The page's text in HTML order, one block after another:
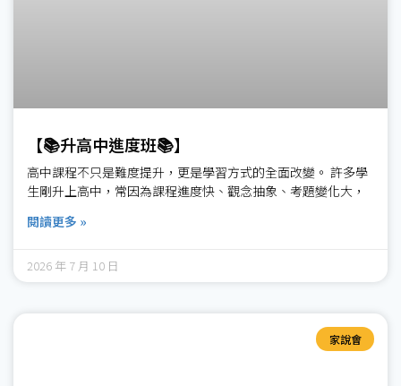
【📚升高中進度班📚】
高中課程不只是難度提升，更是學習方式的全面改變。 許多學
生剛升上高中，常因為課程進度快、觀念抽象、考題變化大，
閱讀更多 »
2026 年 7 月 10 日
家說會